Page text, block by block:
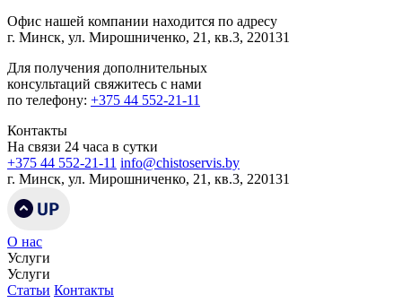
Офис нашей компании находится по адресу
г. Минск, ул. Мирошниченко, 21, кв.3, 220131
Для получения дополнительных
консультаций свяжитесь с нами
по телефону: +375 44 552-21-11
Контакты
На связи 24 часа в сутки
+375 44 552-21-11 info@chistoservis.by
г. Минск, ул. Мирошниченко, 21, кв.3, 220131
О нас
Услуги
Услуги
Статьи Контакты